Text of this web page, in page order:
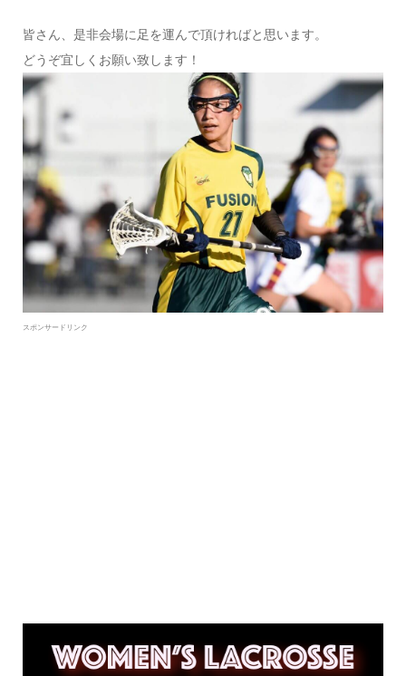
皆さん、是非会場に足を運んで頂ければと思います。
どうぞ宜しくお願い致します！
スポンサードリンク